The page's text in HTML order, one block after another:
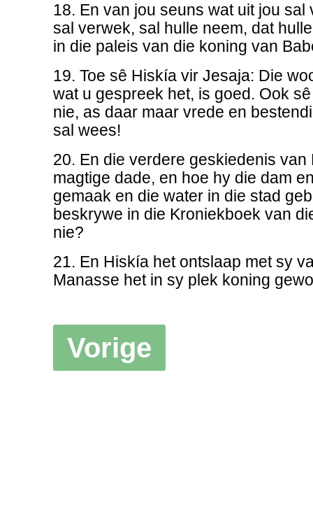
18. En van jou seuns wat uit jou sal
sal verwek, sal hulle neem, dat
in die paleis van die koning van
19. Toe sê Hiskía vir Jesaja: Die
wat u gespreek het, is goed. Ook
nie, as daar maar vrede en
sal wees!
20. En die verdere geskiedenis van
magtige dade, en hoe hy die dam
gemaak en die water in die stad
beskrywe in die Kroniekboek van
nie?
21. En Hiskía het ontslaap met sy
Manasse het in sy plek koning
Vorige